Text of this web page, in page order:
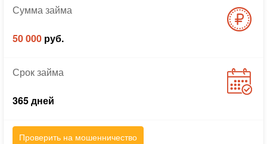
Суммазайма
50 000 руб.
Срокзайма
365 дней
Проверить на мошенничество